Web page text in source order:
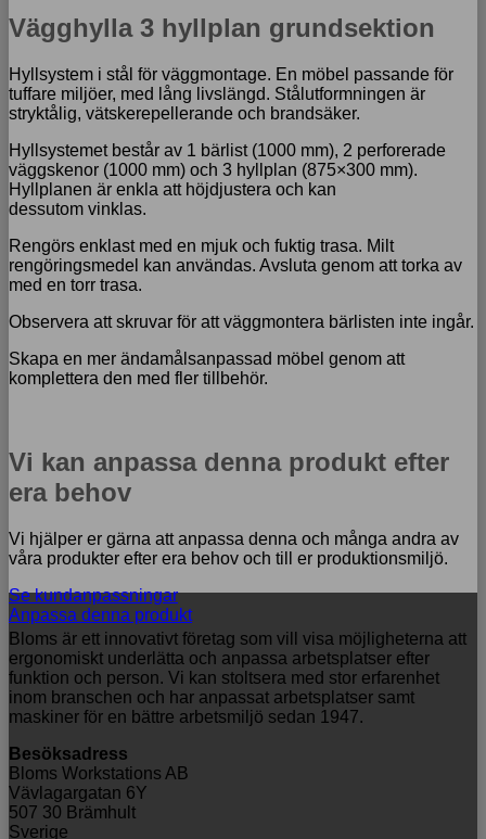
Vägghylla 3 hyllplan grundsektion
Hyllsystem i stål för väggmontage. En möbel passande för
tuffare miljöer, med lång livslängd. Stålutformningen är
stryktålig, vätskerepellerande och brandsäker.
Hyllsystemet består av 1 bärlist (1000 mm), 2 perforerade
väggskenor (1000 mm) och 3 hyllplan (875×300 mm).
Hyllplanen är enkla att höjdjustera och kan
dessutom vinklas.
Rengörs enklast med en mjuk och fuktig trasa. Milt
rengöringsmedel kan användas. Avsluta genom att torka av
med en torr trasa.
Observera att skruvar för att väggmontera bärlisten inte ingår.
Skapa en mer ändamålsanpassad möbel genom att
komplettera den med fler tillbehör.
Vi kan anpassa denna produkt efter
era behov
Vi hjälper er gärna att anpassa denna och många andra av
våra produkter efter era behov och till er produktionsmiljö.
Se kundanpassningar
Anpassa denna produkt
Bloms är ett innovativt företag som vill visa möjligheterna att
ergonomiskt underlätta och anpassa arbetsplatser efter
funktion och person. Vi kan stoltsera med stor erfarenhet
inom branschen och har anpassat arbetsplatser samt
maskiner för en bättre arbetsmiljö sedan 1947.
Besöksadress
Bloms Workstations AB
Vävlagargatan 6Y
507 30 Brämhult
Sverige